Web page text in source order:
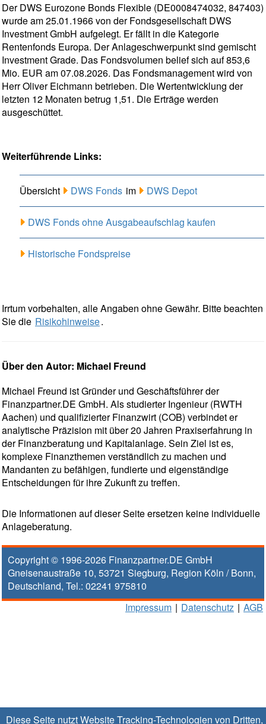
Diese Seite nutzt Website Tracking-Technologien von Dritten,
Der DWS Eurozone Bonds Flexible (DE0008474032, 847403)
wurde am 25.01.1966 von der Fondsgesellschaft DWS
Investment GmbH aufgelegt. Er fällt in die Kategorie
Rentenfonds Europa. Der Anlageschwerpunkt sind gemischt
Investment Grade. Das Fondsvolumen belief sich auf 853,6
Mio. EUR am 07.08.2026. Das Fondsmanagement wird von
Herr Oliver Eichmann betrieben. Die Wertentwicklung der
letzten 12 Monaten betrug 1,51. Die Erträge werden
ausgeschüttet.
Weiterführende Links:
Übersicht DWS Fonds im DWS Depot
DWS Fonds ohne Ausgabeaufschlag kaufen
Historische Fondspreise
Irrtum vorbehalten, alle Angaben ohne Gewähr. Bitte beachten
Sie die Risikohinweise.
Über den Autor: Michael Freund
Michael Freund ist Gründer und Geschäftsführer der
Finanzpartner.DE GmbH. Als studierter Ingenieur (RWTH
Aachen) und qualifizierter Finanzwirt (COB) verbindet er
analytische Präzision mit über 20 Jahren Praxiserfahrung in
der Finanzberatung und Kapitalanlage. Sein Ziel ist es,
komplexe Finanzthemen verständlich zu machen und
Mandanten zu befähigen, fundierte und eigenständige
Entscheidungen für ihre Zukunft zu treffen.
Die Informationen auf dieser Seite ersetzen keine individuelle
Anlageberatung.
Copyright © 1996-2026 Finanzpartner.DE GmbH
Gneisenaustraße 10, 53721 Siegburg, Region Köln / Bonn,
Deutschland, Tel.: 02241 975810
Impressum | Datenschutz | AGB